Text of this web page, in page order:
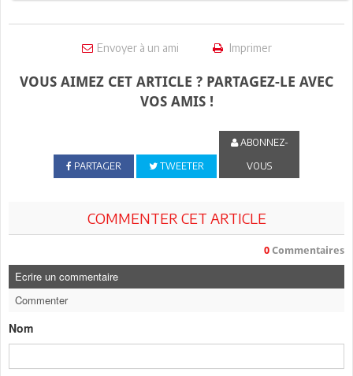
Envoyer à un ami Imprimer
VOUS AIMEZ CET ARTICLE ? PARTAGEZ-LE AVEC
VOS AMIS !
PARTAGER TWEETER
ABONNEZ-
VOUS
COMMENTER CET ARTICLE
0 Commentaires
Ecrire un commentaire
Commenter
Nom